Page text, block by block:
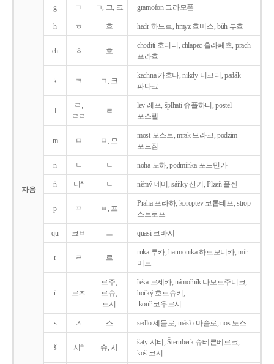
자음
g ㄱ ㄱ, 그, 크 gramofon 그라모폰
h ㅎ 흐 hadr 하드르, hmyz 흐미스, bůh 부흐
ch ㅎ 흐
choditi 호디티, chlapec 흘라페츠, prach
프라흐
k ㅋ ㄱ, 크
kachna 카흐나, nikdy 니크디, padák
파다크
l
ㄹ,
ㄹㄹ
ㄹ
lev 레프, šplhati 슈플하티, postel
포스텔
m ㅁ ㅁ, 므
most 모스트, mrak 므라크, podzim
포드짐
n ㄴ ㄴ noha 노하, podmínka 포드민카
ň 니* ㄴ němý 네미, sáňky 산키, Plzeň 플젠
p ㅍ ㅂ, 프
Praha 프라하, koroptev 코롭테프, strop
스트로프
qu 크ㅂ ㅡ quasi 크바시
r ㄹ 르
ruka 루카, harmonika 하르모니카, mír
미르
ř 르ㅈ
르주,
르슈,
르시
řeka 르제카, námořník 나모르주니크,
hořký 호르슈키,
kouř 코우르시
s ㅅ 스 sedlo 세들로, máslo 마슬로, nos 노스
š 시* 슈, 시
šaty 샤티, Šternberk 슈테른베르크,
koš 코시